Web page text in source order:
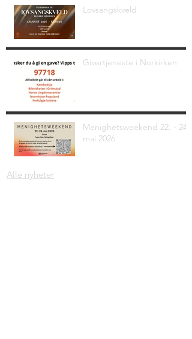
Lovsangskveld
Givertjeneste i Norkirken
Menighetsweekend 22. - 24.
mai 2026
Alle nyheter